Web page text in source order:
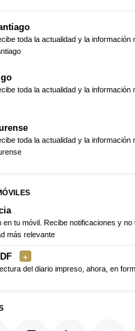
toda la actualidad y la información
toda la actualidad y la información
toda la actualidad y la información
en tu móvil. Recibe notificaciones y no
más relevante
del diario impreso, ahora, en